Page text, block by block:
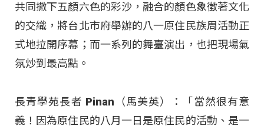
共同撒下五顏六色的彩沙，融合的顏色象徵著文化
的交織，將台北市府舉辦的八一原住民族周活動正
式地拉開序幕；而一系列的舞臺演出，也把現場氣
氛炒到最高點。
長青學苑長者 Pinan（馬美英）：「當然很有意
義！因為原住民的八月一日是原住民的活動、是一